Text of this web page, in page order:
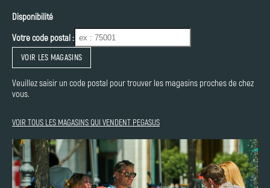
Disponibilité
Votre code postal :
VOIR LES MAGASINS
Veuillez saisir un code postal pour trouver les magasins proches de chez
vous.
VOIR TOUS LES MAGASINS QUI VENDENT PEGASUS